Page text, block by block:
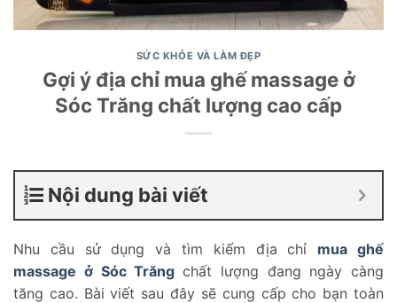
SỨC KHỎE VÀ LÀM ĐẸP
Gợi ý địa chỉ mua ghế massage ở
Sóc Trăng chất lượng cao cấp
Nội dung bài viết
Nhu cầu sử dụng và tìm kiếm địa chỉ mua ghế
massage ở Sóc Trăng chất lượng đang ngày càng
tăng cao. Bài viết sau đây sẽ cung cấp cho bạn toàn